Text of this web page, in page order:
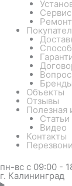
Ремонт
Бренды
Объекты
Отзывы
Полезная
Статьи
Видео
Контакты
пн-вс с 09:00 -
г. Калининград